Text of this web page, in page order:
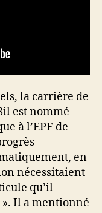
la carrière de
est nommé
à l’EPF de
en
nécessitaient
qu’il
». Il a mentionné